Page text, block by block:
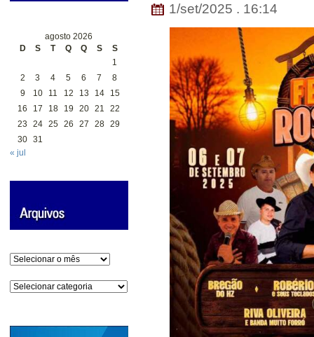
agosto 2026
D
S T Q Q S
S
1
2
3 4 5 6 7
8
9
10 11 12 13 14
15
16
17 18 19 20 21
22
23
24 25 26 27 28 29
30 31
« jul
Arquivos
Categorias
1/set/2025 . 16:14